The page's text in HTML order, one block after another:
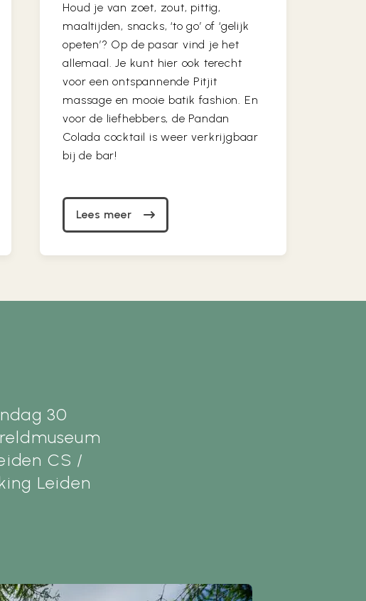
Houd je van zoet, zout, pittig,
maaltijden, snacks, ‘to go’ of ‘gelijk
opeten’? Op de pasar vind je het
allemaal. Je kunt hier ook terecht
voor een ontspannende Pitjit
massage en mooie batik fashion. En
voor de liefhebbers, de Pandan
Colada cocktail is weer verkrijgbaar
bij de bar!
Lees meer
30
CS /
Leiden